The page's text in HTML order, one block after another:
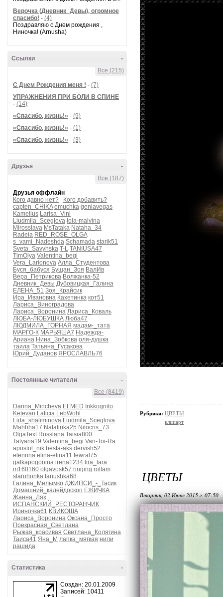
Верочка (Дневник_Девы), огромное
спасибо! - (4)
Поздравляю с Днем рождения ,
Ниночка! (Arnusha)
-
Ссылки
Все (215)
С Днем Рождения меня ! - (7)
УПРАЖНЕНИЯ ПРИ БОЛИ В СПИНЕ
- (14)
«Спасибо, жизнь!» - (9)
«Спасибо, жизнь!» - (1)
«Спасибо, жизнь!» - (3)
-
Друзья
Все (187)
Друзья оффлайн
Кого давно нет?
Кого добавить?
capten_CHIKA emuchka geniavegas
Kamelius Larisa_Vini
Liudmila_Sceglova lola-malvina
Mirosslava MsTataka Nataha_34
Radeia RED_ROSE_OLGA
s_vami_Nadeshda Schamada starik51
Sveta_Savyhska T-L TANIUSA47
TimOlya Valentina_begi
Vera_Larionova Алла_Студентова
Буся_бабуся Бущан_Зоя ВалИв
Вера_Петрикова Волжанка-52
Дневник_Девы Дубовицкая_Галина
ЕЛЕНА_51 Зоя_Крайсик
Ира_Ивановна Кахетинка кот51
Лариса_Виноградова
Лариса_Воронина Лариса_Коваль
ЛЮБА-ЛЮБУШКА Люба47
ЛЮДМИЛА_ГОРНАЯ мадам-_тата
МАРГО-К МАРЬЯША7 Надежда-
Ариана Нина_Зобкова оля-душка
таила Татьяна_Гусакова
Юрий_Дуданов ЯРОСЛАВЛЬ76
-
Постоянные читатели
Все (8419)
Darina_Mincheva ELMED Inkkognito
Ketevan Laticia LebWohl
Lida_shaliminova Liudmila_Sceglova
Mahhha17 Natalinka25 Nitocris_73
OlgaText Russlana Taisia800
Tatyana19 Valentina_begi Van-Toi-Ra
apostol_nik besta-aks dervish52
elennna elina-elina11 fewral75
galkapogonina irena1234 lira_lara
m160160 olgavosk57 ringing rottam
staruhonka tanushka68
Галина_Мелымко ДЖИПСИ_-_Тасик
Домашний_калейдоскоп ЕЖИЧКА
Жанна_Лях
ИСПАНСКИЙ_РЕСТОРАНЧИК
Ириночка61 КВИКОША
Лариса_Воронина Оксана_Просто
Прекрасная_Светлана
Рыжая_красивая Светлана_Колягина
Таиса41 Яна_М лапка_мягкая нили
рашида
-
Статистика
Создан: 20.01.2009
Записей: 10411
Рубрики: ЦВЕТЫ
клипарт
ЦВЕТЫ
Вторник, 02 Июня 2015 г. 07:50